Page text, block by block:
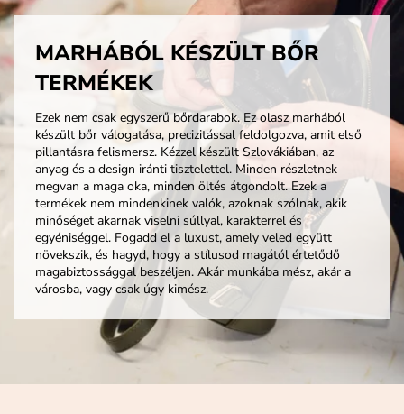
MARHÁBÓL KÉSZÜLT BŐR
TERMÉKEK
Ezek nem csak egyszerű bőrdarabok. Ez olasz marhából
készült bőr válogatása, precizitással feldolgozva, amit első
pillantásra felismersz. Kézzel készült Szlovákiában, az
anyag és a design iránti tisztelettel. Minden részletnek
megvan a maga oka, minden öltés átgondolt. Ezek a
termékek nem mindenkinek valók, azoknak szólnak, akik
minőséget akarnak viselni súllyal, karakterrel és
egyéniséggel. Fogadd el a luxust, amely veled együtt
növekszik, és hagyd, hogy a stílusod magától értetődő
magabiztossággal beszéljen. Akár munkába mész, akár a
városba, vagy csak úgy kimész.